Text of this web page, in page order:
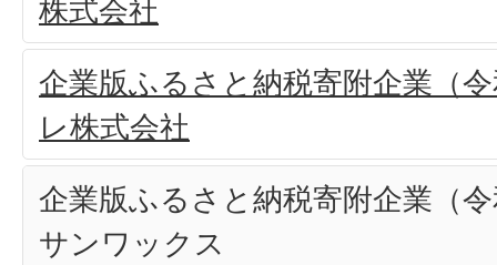
株式会社
企業版ふるさと納税寄附企業（
レ株式会社
企業版ふるさと納税寄附企業（
サンワックス